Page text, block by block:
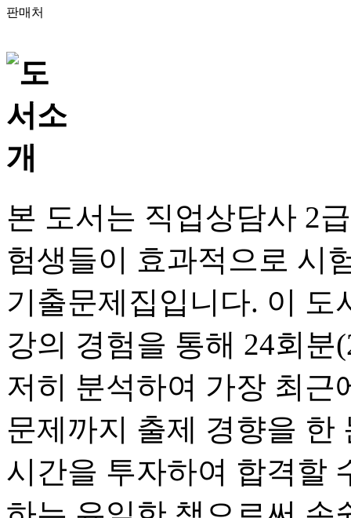
판매처
본 도서는 직업상담사 2
험생들이 효과적으로 시
기출문제집입니다. 이 도
강의 경험을 통해 24회분
저히 분석하여 가장 최근
문제까지 출제 경향을 한
시간을 투자하여 합격할